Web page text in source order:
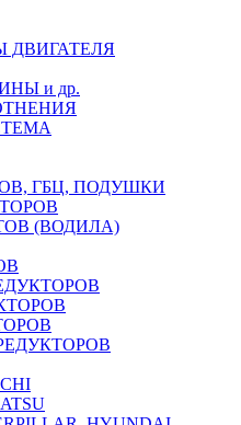
и др.
ГБЦ, ПОДУШКИ
(ВОДИЛА)